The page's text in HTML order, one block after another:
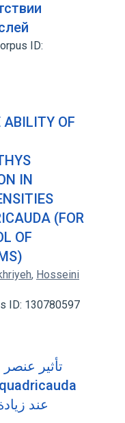
ID:
ABILITY OF
IN
(FOR
OF
, Hosseini
ID: 130780597
تأثير